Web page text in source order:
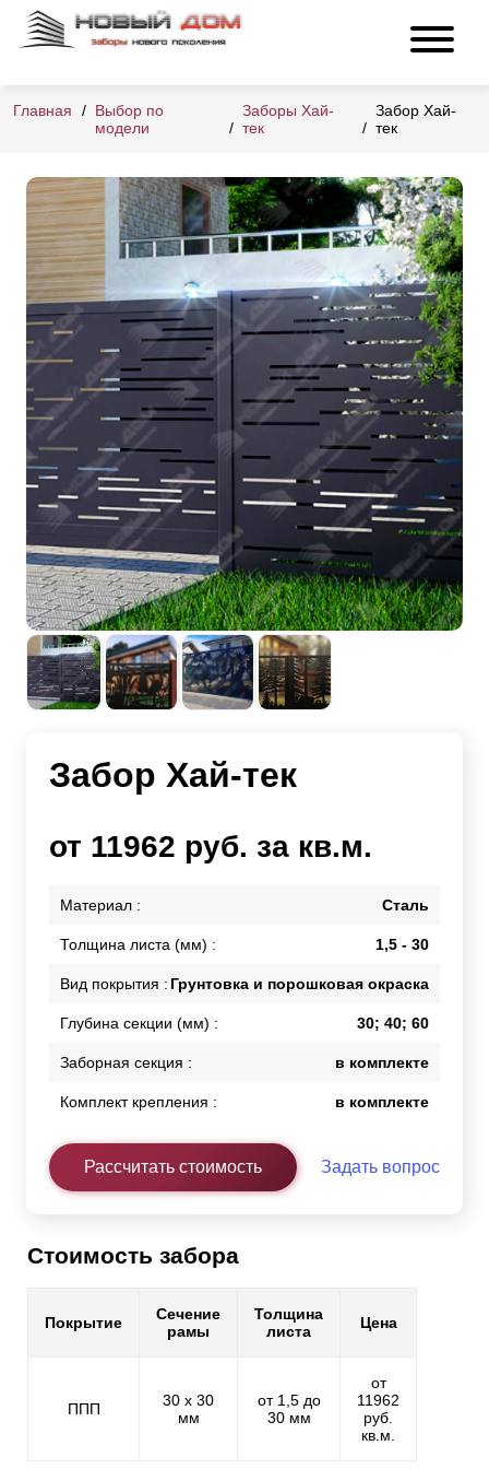
Главная
Выбор по
модели
Заборы Хай-
тек
Забор Хай-
тек
Забор Хай-тек
от 11962 руб. за кв.м.
Материал : Сталь
Толщина листа (мм) : 1,5 - 30
Вид покрытия : Грунтовка и порошковая окраска
Глубина секции (мм) : 30; 40; 60
Заборная секция : в комплекте
Комплект крепления : в комплекте
Рассчитать стоимость Задать вопрос
Стоимость забора
Покрытие
Сечение
рамы
Толщина
листа
Цена
ППП
30 х 30
мм
от 1,5 до
30 мм
от
11962
руб.
кв.м.